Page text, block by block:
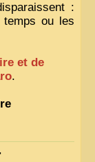
:
ou les
et de
.